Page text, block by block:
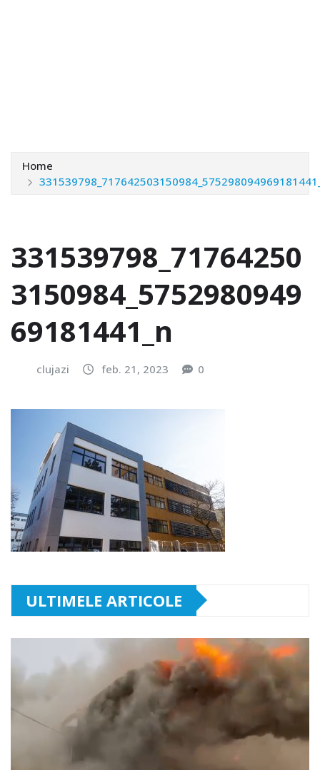
Home
331539798_71764250
3150984_5752980949
69181441_n
clujazi feb. 21, 2023 0
ULTIMELE ARTICOLE